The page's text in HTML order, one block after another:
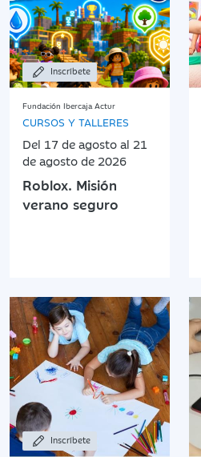
Inscríbete
Fundación Ibercaja Actur
CURSOS Y TALLERES
Del 17 de agosto al 21
de agosto de 2026
Roblox. Misión
verano seguro
Inscríbete